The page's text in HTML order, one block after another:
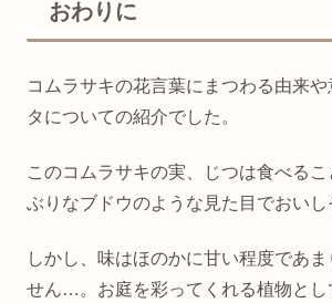
おわりに
コムラサキの花言葉にまつわる由来
タについての紹介でした。
このコムラサキの実、じつは食べる
ぶりなブドウのような見た目でおいし
しかし、味はほのかに甘い程度であま
せん…。お庭を彩ってくれる植物とし